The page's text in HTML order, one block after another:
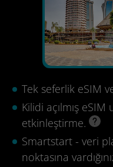
Tek seferlik eSIM
Kilidi açılmış
etkinleştirme.
Smartstart - veri
noktasına